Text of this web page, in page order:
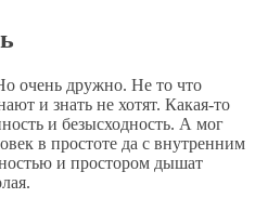
очень дружно. Не то что
и знать не хотят. Какая-то
и безысходность. А мог
в простоте да с внутренним
и простором дышат